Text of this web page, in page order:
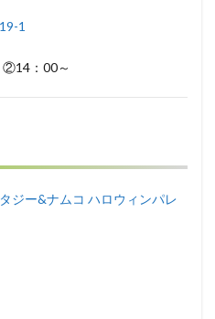
1
：00～
ジー&ナムコ ハロウィンパレ